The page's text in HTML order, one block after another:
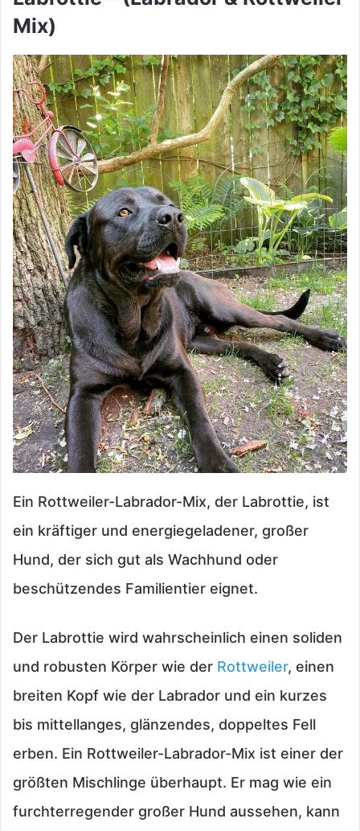
Mix)
Ein Rottweiler-Labrador-Mix, der Labrottie, ist
ein kräftiger und energiegeladener, großer
Hund, der sich gut als Wachhund oder
beschützendes Familientier eignet.
Der Labrottie wird wahrscheinlich einen soliden
und robusten Körper wie der Rottweiler, einen
breiten Kopf wie der Labrador und ein kurzes
bis mittellanges, glänzendes, doppeltes Fell
erben. Ein Rottweiler-Labrador-Mix ist einer der
größten Mischlinge überhaupt. Er mag wie ein
furchterregender großer Hund aussehen, kann